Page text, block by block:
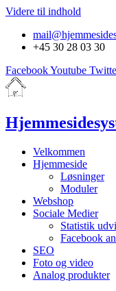
Videre til indhold
+45 30 28 03 30
FacebookYoutube
Velkommen
Hjemmeside
Løsninger
Moduler
Webshop
Sociale Medier
Statistik
Facebook
SEO
Foto og video
Analog produkter